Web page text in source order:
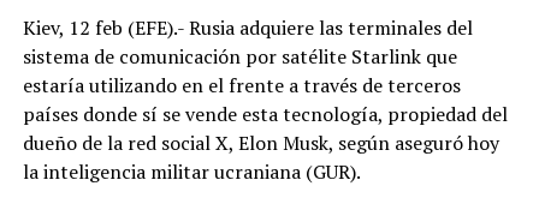
Kiev, 12 feb (EFE).- Rusia adquiere las terminales del
sistema de comunicación por satélite Starlink que
estaría utilizando en el frente a través de terceros
países donde sí se vende esta tecnología, propiedad del
dueño de la red social X, Elon Musk, según aseguró hoy
la inteligencia militar ucraniana (GUR).